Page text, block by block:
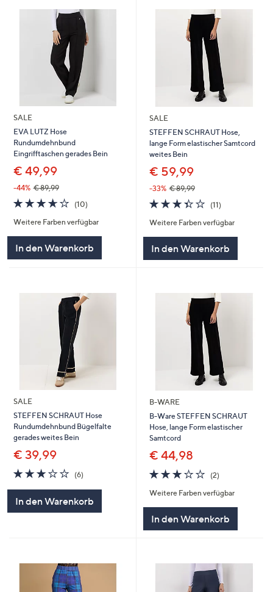
SALE
EVA LUTZ Hose
Rundumdehnbund
Eingrifftaschen gerades Bein
€ 49,99
-44% € 89,99
3.6
von
5
(10)
Weitere Farben verfügbar
In den Warenkorb
SALE
STEFFEN SCHRAUT Hose,
lange Form elastischer Samtcord
weites Bein
€ 59,99
-33% € 89,99
3.4
von
5
(11)
Weitere Farben verfügbar
In den Warenkorb
SALE
STEFFEN SCHRAUT Hose
Rundumdehnbund Bügelfalte
gerades weites Bein
€ 39,99
3.2
von
(6)
In den Warenkorb
B-WARE
B-Ware STEFFEN SCHRAUT
Hose, lange Form elastischer
Samtcord
€ 44,98
3.0
von
5
(2)
Weitere Farben verfügbar
In den Warenkorb